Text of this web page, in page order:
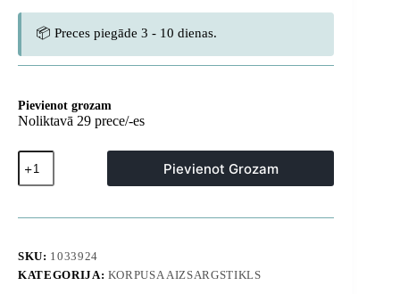
📦 Preces piegāde 3 - 10 dienas.
Pievienot grozam
Noliktavā 29 prece/-es
Kameras
salas
aizsargstikls
17
pilna
objektīva
Pievienot Grozam
SKU: 1033924
KATEGORIJA: KORPUSA AIZSARGSTIKLS